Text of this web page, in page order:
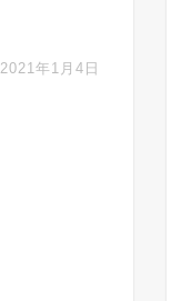
2021年1月4日